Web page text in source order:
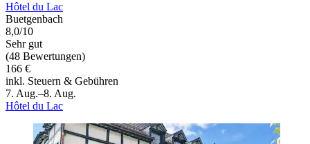
Hôtel du Lac
Buetgenbach
8,0/10
Sehr gut
(48 Bewertungen)
166 €
inkl. Steuern & Gebühren
7. Aug.–8. Aug.
Hôtel du Lac